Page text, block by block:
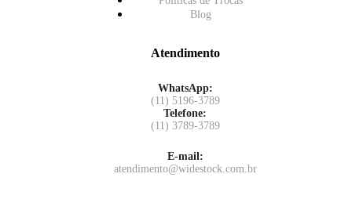
Blog
Atendimento
WhatsApp:
(11) 5196-3789
Telefone:
(11) 3789-3789
E-mail:
atendimento@widestock.com.br